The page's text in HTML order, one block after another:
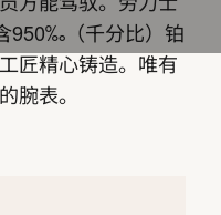
950‰（千分比）铂
匠精心铸造。唯有
腕表。